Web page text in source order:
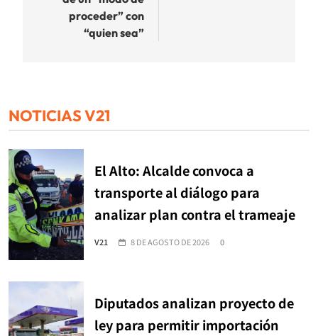
proceder” con
“quien sea”
NOTICIAS V21
El Alto: Alcalde convoca a
transporte al diálogo para
analizar plan contra el trameaje
V21 8 DE AGOSTO DE 2026 0
Diputados analizan proyecto de
ley para permitir importación